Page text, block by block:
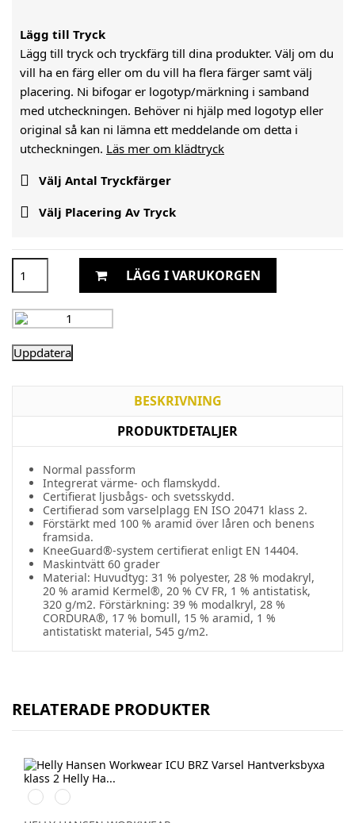
Lägg till Tryck
Lägg till tryck och tryckfärg till dina produkter. Välj om du
vill ha en färg eller om du vill ha flera färger samt välj
placering. Ni bifogar er logotyp/märkning i samband
med utcheckningen. Behöver ni hjälp med logotyp eller
original så kan ni lämna ett meddelande om detta i
utcheckningen. Läs mer om klädtryck
 Välj Antal Tryckfärger
 Välj Placering Av Tryck
LÄGG I VARUKORGEN
BESKRIVNING
PRODUKTDETALJER
Normal passform
Integrerat värme- och flamskydd.
Certifierat ljusbågs- och svetsskydd.
Certifierad som varselplagg EN ISO 20471 klass 2.
Förstärkt med 100 % aramid över låren och benens
framsida.
KneeGuard®-system certifierat enligt EN 14404.
Maskintvätt 60 grader
Material: Huvudtyg: 31 % polyester, 28 % modakryl,
20 % aramid Kermel®, 20 % CV FR, 1 % antistatisk,
320 g/m2. Förstärkning: 39 % modalkryl, 28 %
CORDURA®, 17 % bomull, 15 % aramid, 1 %
antistatiskt material, 545 g/m2.
RELATERADE PRODUKTER
369
YELLOW/EBONY
269
ORANGE/EBONY